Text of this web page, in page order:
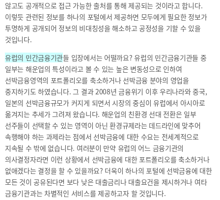
신청
조회/
취소
지난강좌
연간운영
계획표
블로그
해양금융
아카데미
60초해양금융
모음
CEO
CEO
인사말
소개
전략
및
기부금내역
않고도 공개적으로 접근 가능한 출처를 통해 제공되는 것이라고 합니다.
이렇듯 관련된 정보를 하나의 포털에서 제공하면 모두에게 필요한 정보가
투명하게 공개되어 정보의 비대칭성을 해소하고 공정성을 기할 수 있을
것입니다.
유럽의 민간금융기관들 입장에서는 어떨까요? 유럽의 민간금융기관들 중
일부는 해운업의 특성이라고 볼 수 있는 높은 변동성으로 인하여
선박금융영역의 포트폴리오를 축소하거나 선박금융 분야의 영업을
중지하기도 하였습니다. 그 결과 2008년 금융위기 이후 우리나라와 중국,
일본의 선박금융규모가 커지게 되면서 시장의 중심이 유럽에서 아시아로
옮겨지는 추세가 그려져 왔습니다. 해운업의 친환경 선대 전환은 일부
선주들이 선택할 수 있는 영역이 아닌 환경규제라는 데드라인에 맞추어
속행해야 하는 과제라는 점에서 선박금융에 대한 수요는 전세계적으로
지속될 수 밖에 없습니다. 여러분이 만약 유럽의 어느 금융기관의
의사결정자라면 이런 상황에서 선박금융에 대한 포트폴리오를 축소하거나
없애겠다는 결정을 할 수 있을까요? 더욱이 하나의 포털에 선박금융에 대한
모든 것이 공유된다면 보다 낮은 대출금리나 대출요건을 제시하거나 여타
금융기관과는 차별적인 서비스를 제공하고자 할 것입니다.